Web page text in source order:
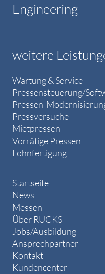
Engineering
weitere
Wartung & Service
Pressensteuerung/
Pressen-
Pressversuche
Mietpressen
Vorrätige Pressen
Lohnfertigung
Startseite
News
Messen
Über RUCKS
Jobs/Ausbildung
Ansprechpartner
Kontakt
Kundencenter